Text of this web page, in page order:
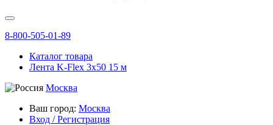
8-800-505-01-89
Каталог товара
Лента K-Flex 3x50 15 м
Москва
Ваш город: Москва
Вход / Регистрация